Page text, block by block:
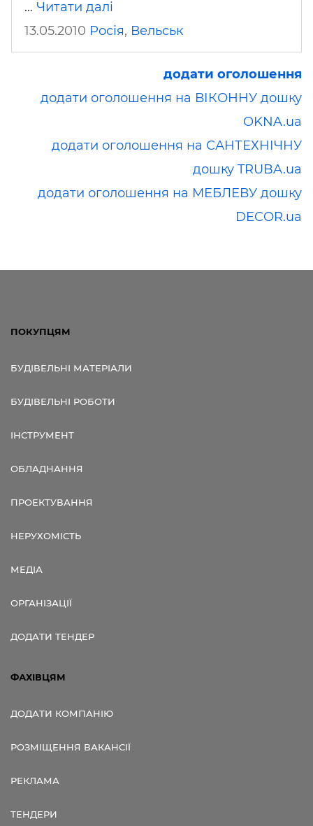
… Читати далі
13.05.2010 Росія, Вельськ
додати оголошення
додати оголошення на ВІКОННУ дошку
OKNA.ua
додати оголошення на САНТЕХНІЧНУ
дошку TRUBA.ua
додати оголошення на МЕБЛЕВУ дошку
DECOR.ua
ПОКУПЦЯМ
БУДІВЕЛЬНІ МАТЕРІАЛИ
БУДІВЕЛЬНІ РОБОТИ
ІНСТРУМЕНТ
ОБЛАДНАННЯ
ПРОЕКТУВАННЯ
НЕРУХОМІСТЬ
МЕДІА
ОРГАНІЗАЦІЇ
ДОДАТИ ТЕНДЕР
ФАХІВЦЯМ
ДОДАТИ КОМПАНІЮ
РОЗМІЩЕННЯ ВАКАНСІЇ
РЕКЛАМА
ТЕНДЕРИ